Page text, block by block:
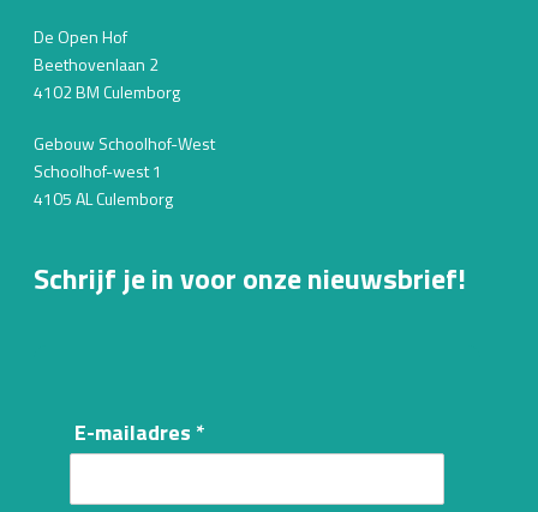
De Open Hof
Beethovenlaan 2
4102 BM Culemborg
Gebouw Schoolhof-West
Schoolhof-west 1
4105 AL Culemborg
Schrijf je in voor onze nieuwsbrief!
E-mailadres *